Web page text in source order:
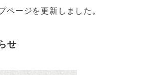
ページを更新しました。
せ